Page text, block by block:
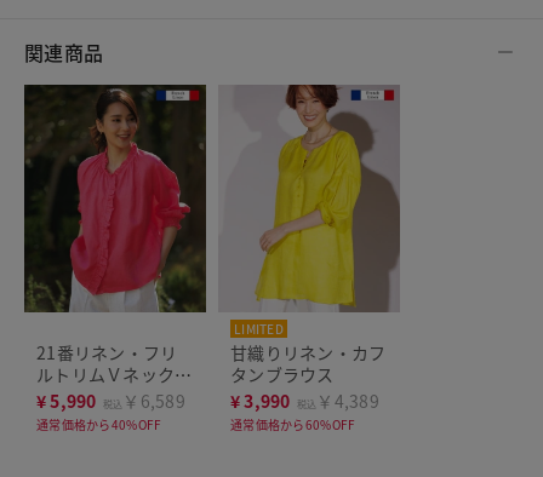
関連商品
21番リネン・フリ
ルトリムＶネックブ
ラウス
¥5,990 税込 ￥6,589
通常価格から40%OFF
LIMITED
甘織りリネン・カフ
タンブラウス
¥3,990 税込 ￥4,389
通常価格から60%OFF